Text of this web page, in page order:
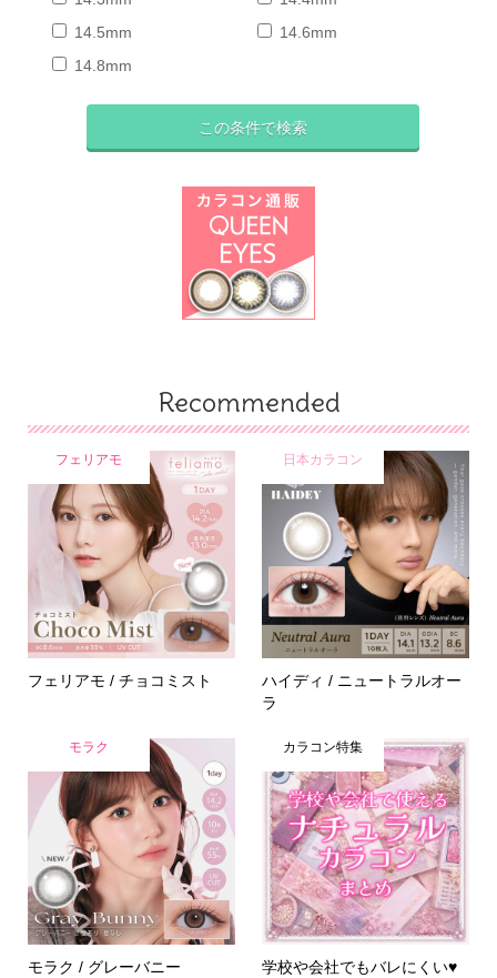
14.5mm
14.6mm
14.8mm
Recommended
フェリアモ
フェリアモ / チョコミスト
日本カラコン
ハイディ / ニュートラルオー
ラ
モラク
モラク / グレーバニー
カラコン特集
学校や会社でもバレにくい♥